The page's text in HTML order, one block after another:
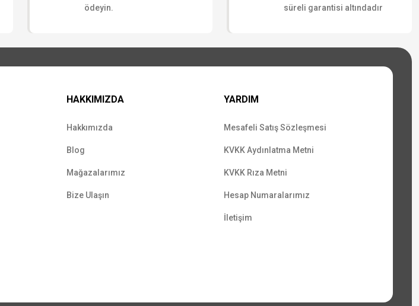
ödeyin.
süreli garantisi altındadır
HAKKIMIZDA
Hakkımızda
Blog
Mağazalarımız
Bize Ulaşın
YARDIM
Mesafeli Satış Sözleşmesi
KVKK Aydınlatma Metni
KVKK Rıza Metni
Hesap Numaralarımız
İletişim